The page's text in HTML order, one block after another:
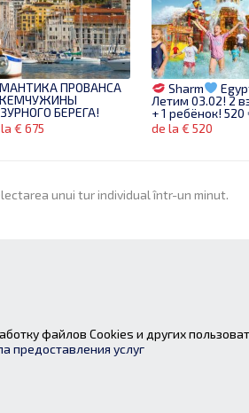
ПРОВАНСА
БЕРЕГА!
€ 675
Sharm
Летим 03.02! 2
+ 1 ребёнок! 520
de la € 520
unui tur individual într-un minut.
файлов Cookies и других
предоставления услуг